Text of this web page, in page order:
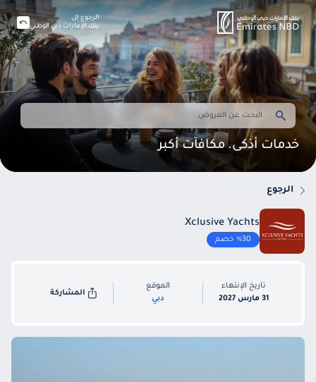
خدمات أذكى. مكافآت أكبر
الرجوع إلى
بنك الإمارات دبي الوطني
الرجوع
Xclusive Yachts
%30 خصم
تاريخ الإنتهاء
31 مارس 2027
الموقع
دبي
المشاركة